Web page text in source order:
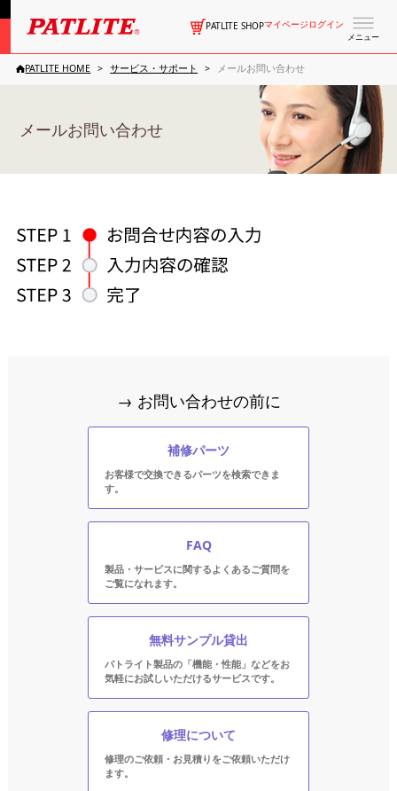
メニュー
PATLITE SHOPマイページログイン
PATLITE HOME サービス・サポート メールお問い合わせ
メールお問い合わせ
→ お問い合わせの前に
補修パーツ
お客様で交換できるパーツを検索できま
す。
FAQ
製品・サービスに関するよくあるご質問を
ご覧になれます。
無料サンプル貸出
パトライト製品の「機能・性能」などをお
気軽にお試しいただけるサービスです。
修理について
修理のご依頼・お見積りをご依頼いただけ
ます。